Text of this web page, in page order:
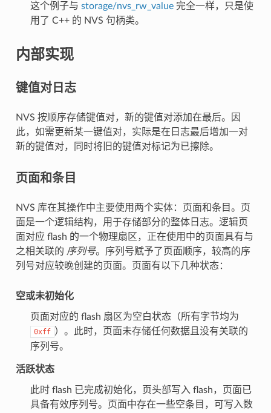
这个例子与 storage/nvs_rw_value完全一样，只是使
用了 C++ 的 NVS 句柄类。
内部实现
键值对日志
NVS 按顺序存储键值对，新的键值对添加在最后。因
此，如需更新某一键值对，实际是在日志最后增加一对
新的键值对，同时将旧的键值对标记为已擦除。
页面和条目
NVS 库在其操作中主要使用两个实体：页面和条目。页
面是一个逻辑结构，用于存储部分的整体日志。逻辑页
面对应 flash 的一个物理扇区，正在使用中的页面具有与
之相关联的 序列号。序列号赋予了页面顺序，较高的序
列号对应较晚创建的页面。页面有以下几种状态：
空或未初始化
页面对应的 flash 扇区为空白状态（所有字节均为
0xff ）。此时，页面未存储任何数据且没有关联的
序列号。
活跃状态
此时 flash 已完成初始化，页头部写入 flash，页面已
具备有效序列号。页面中存在一些空条目，可写入数